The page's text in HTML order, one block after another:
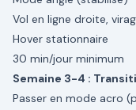
Vol en ligne droite,
Hover stationnaire
30 min/jour minimum
Semaine 3-4 :
Passer en mode acro